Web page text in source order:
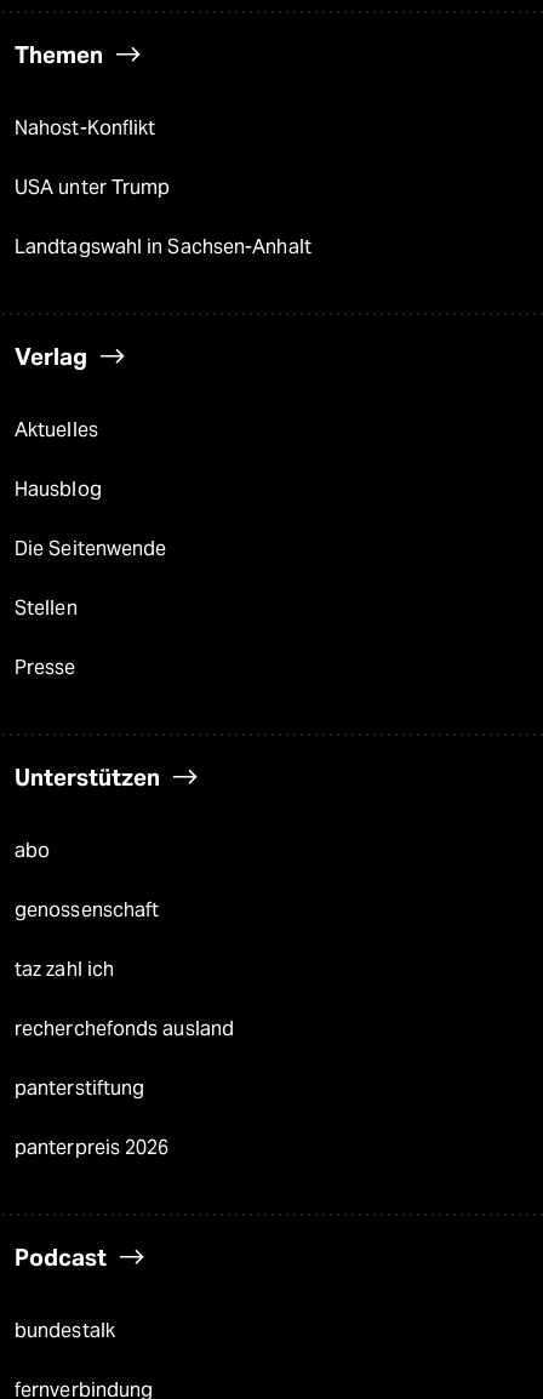
Themen
Nahost-Konflikt
USA unter Trump
Landtagswahl in Sachsen-Anhalt
Verlag
Aktuelles
Hausblog
Die Seitenwende
Stellen
Presse
Unterstützen
abo
genossenschaft
taz zahl ich
recherchefonds ausland
panterstiftung
panterpreis 2026
Podcast
bundestalk
fernverbindung